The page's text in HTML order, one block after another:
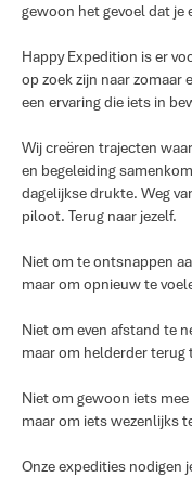
gewoon het gevoel dat je
Happy Expedition is er
op zoek zijn naar zomaar
een ervaring die iets in
Wij creëren trajecten
en begeleiding
dagelijkse drukte. Weg
piloot. Terug naar jezelf.
Niet om te ontsnappen
maar om opnieuw te
Niet om even afstand te
maar om helderder terug
Niet om gewoon iets
maar om iets wezenlijks
Onze expedities nodigen